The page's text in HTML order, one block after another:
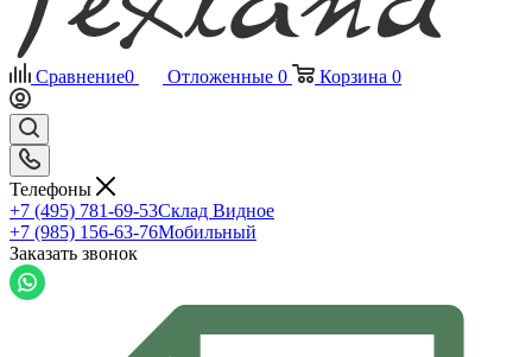
Сравнение0 Отложенные 0 Корзина 0
Телефоны
+7 (495) 781-69-53Склад Видное
+7 (985) 156-63-76Мобильный
Заказать звонок